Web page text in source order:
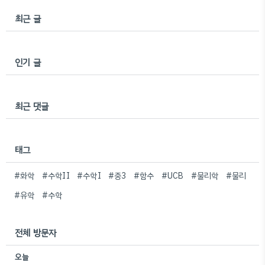
최근 글
인기 글
최근 댓글
태그
#화학 #수학II #수학I #중3 #함수 #UCB #물리학
#물리
#유학
#수학
전체 방문자
오늘